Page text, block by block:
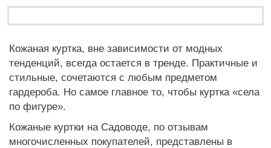
Кожаная куртка, вне зависимости от модных
тенденций, всегда остается в тренде. Практичные и
стильные, сочетаются с любым предметом
гардероба. Но самое главное то, чтобы куртка «села
по фигуре».
Кожаные куртки на Садоводе, по отзывам
многочисленных покупателей, представлены в